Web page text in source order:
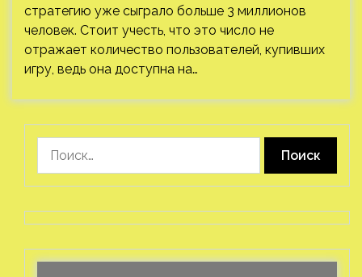
стратегию уже сыграло больше 3 миллионов
человек. Стоит учесть, что это число не
отражает количество пользователей, купивших
игру, ведь она доступна на…